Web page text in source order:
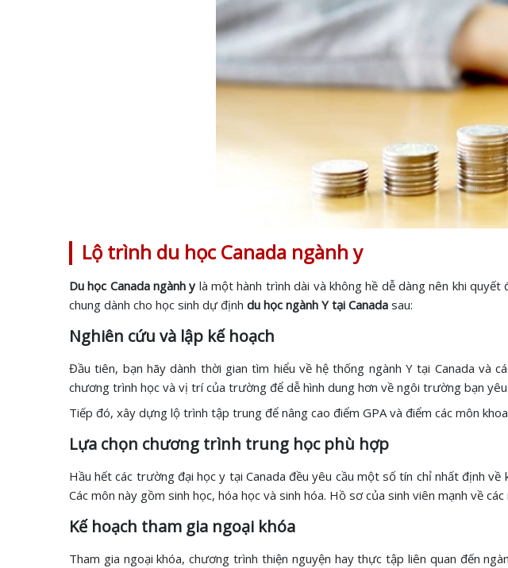
Lộ trình du học Canada ngành y
Du học Canada ngành y là một hành trình dài và không hề dễ dàng nên khi
chung dành cho học sinh dự định du học ngành Y tại Canada sau:
Nghiên cứu và lập kế hoạch
Đầu tiên, bạn hãy dành thời gian tìm hiểu về hệ thống ngành Y tại Canada và
chương trình học và vị trí của trường để dễ hình dung hơn về ngôi trường bạn yêu
Tiếp đó, xây dựng lộ trình tập trung để nâng cao điểm GPA và điểm các môn
Lựa chọn chương trình trung học phù hợp
Hầu hết các trường đại học y tại Canada đều yêu cầu một số tín chỉ nhất định
Các môn này gồm sinh học, hóa học và sinh hóa. Hồ sơ của sinh viên mạnh về
Kế hoạch tham gia ngoại khóa
Tham gia ngoại khóa, chương trình thiện nguyện hay thực tập liên quan đến